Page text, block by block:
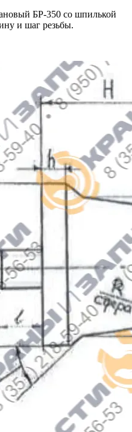
БР-350 со шпилькой
и шаг резьбы.